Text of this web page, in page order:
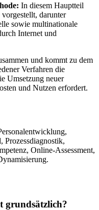
In diesem Hauptteil
darunter
sowie multinationale
Internet und
und kommt zu dem
Verfahren die
Umsetzung neuer
und Nutzen erfordert.
Prozessdiagnostik,
Online-Assessment,
grundsätzlich?